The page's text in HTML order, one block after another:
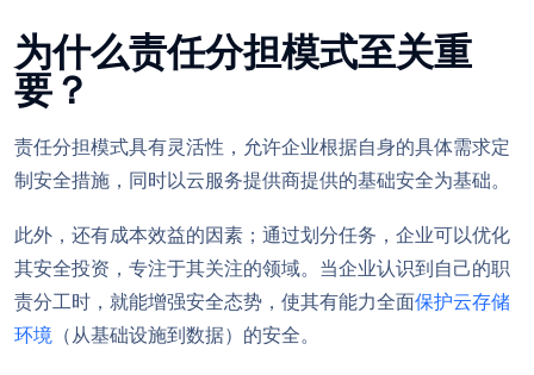
为什么责任分担模式至关重
要？
责任分担模式具有灵活性，允许企业根据自身的具体需求定
制安全措施，同时以云服务提供商提供的基础安全为基础。
此外，还有成本效益的因素；通过划分任务，企业可以优化
其安全投资，专注于其关注的领域。当企业认识到自己的职
责分工时，就能增强安全态势，使其有能力全面保护云存储
环境 （从基础设施到数据）的安全。